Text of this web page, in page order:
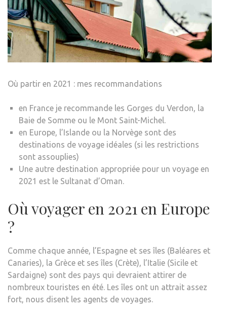
Où partir en 2021 : mes recommandations
en France je recommande les Gorges du Verdon, la
Baie de Somme ou le Mont Saint-Michel.
en Europe, l’Islande ou la Norvège sont des
destinations de voyage idéales (si les restrictions
sont assouplies)
Une autre destination appropriée pour un voyage en
2021 est le Sultanat d’Oman.
Où voyager en 2021 en Europe
?
Comme chaque année, l’Espagne et ses îles (Baléares et
Canaries), la Grèce et ses îles (Crète), l’Italie (Sicile et
Sardaigne) sont des pays qui devraient attirer de
nombreux touristes en été. Les îles ont un attrait assez
fort, nous disent les agents de voyages.